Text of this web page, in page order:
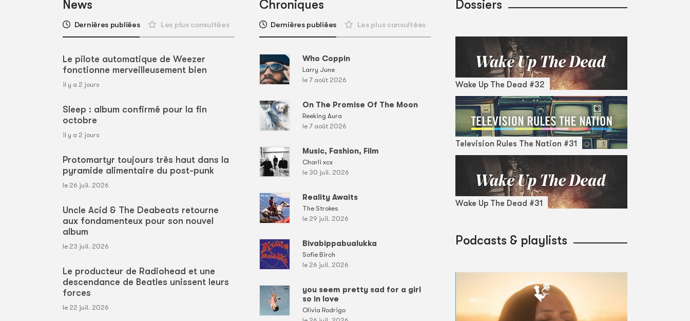
News
Dernières publiées Les plus consultées
Le pilote automatique de Weezer
fonctionne merveilleusement bien
il y a 2 jours
Sleep : album confirmé pour la fin
octobre
il y a 2 jours
Protomartyr toujours très haut dans la
pyramide alimentaire du post-punk
le 26 juil. 2026
Uncle Acid & The Deabeats retourne
aux fondamenteux pour son nouvel
album
le 23 juil. 2026
Le producteur de Radiohead et une
descendance de Beatles unissent leurs
forces
le 22 juil. 2026
Chroniques
Dernières publiées Les plus consultées
Who Coppin
Larry June
le 7 août 2026
On The Promise Of The Moon
Reeking Aura
le 7 août 2026
Music, Fashion, Film
Charli xcx
le 30 juil. 2026
Reality Awaits
The Strokes
le 29 juil. 2026
Bivabippabualukka
Sofie Birch
le 26 juil. 2026
you seem pretty sad for a girl
so in love
Olivia Rodrigo
Dossiers
Wake Up The Dead #32
Television Rules The Nation #31
Wake Up The Dead #31
Podcasts & playlists